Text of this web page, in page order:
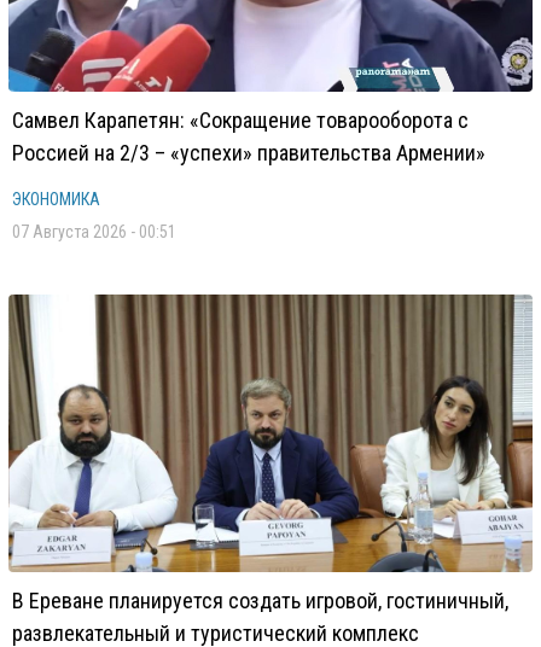
Самвел Карапетян: «Сокращение товарооборота с
Россией на 2/3 – «успехи» правительства Армении»
ЭКОНОМИКА
07 Августа 2026 - 00:51
В Ереване планируется создать игровой, гостиничный,
развлекательный и туристический комплекс